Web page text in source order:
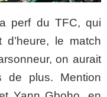
perf du TFC, qui
le match
on aurait
de plus. Mention